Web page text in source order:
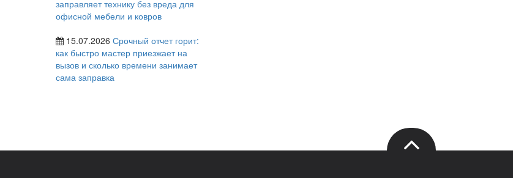
заправляет технику без вреда для
офисной мебели и ковров
15.07.2026 Срочный отчет горит:
как быстро мастер приезжает на
вызов и сколько времени занимает
сама заправка